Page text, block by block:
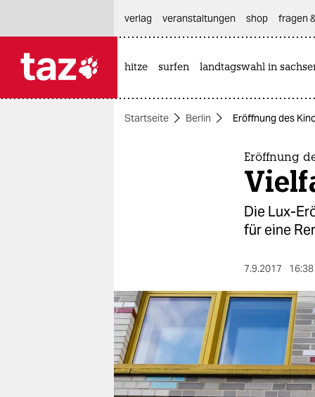
themen
berlin
nord
wahrheit
verlag
veranstaltungen shop fragen
hitze surfen landtagswahl in
Startseite Berlin Eröffnung des
Eröffnung
Die Lux-
für eine
7.9.2017